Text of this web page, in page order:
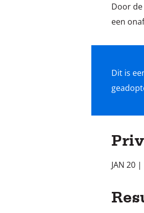
Door
een
Dit is
JAN 20